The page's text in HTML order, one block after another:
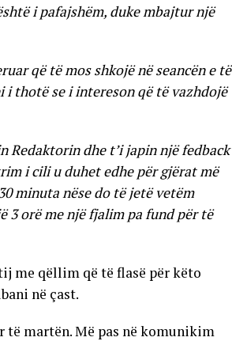
i pafajshëm, duke mbajtur një
që të mos shkojë në seancën e të
i thotë se i intereson që të vazhdojë
Redaktorin dhe t’i japin një fedback
i cili u duhet edhe për gjërat më
minuta nëse do të jetë vetëm
3 orë me një fjalim pa fund për të
me qëllim që të flasë për këto
në çast.
të martën. Më pas në komunikim